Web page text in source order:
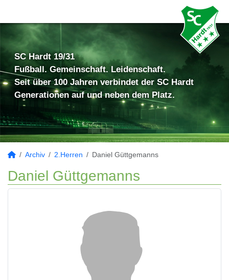
SC Hardt 19/31
Fußball. Gemeinschaft. Leidenschaft.
Seit über 100 Jahren verbindet der SC Hardt
Generationen auf und neben dem Platz.
Archiv 2.Herren Daniel Güttgemanns
Daniel Güttgemanns